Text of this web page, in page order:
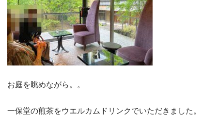
お庭を眺めながら。。
一保堂の煎茶をウエルカムドリンクでいただきました。